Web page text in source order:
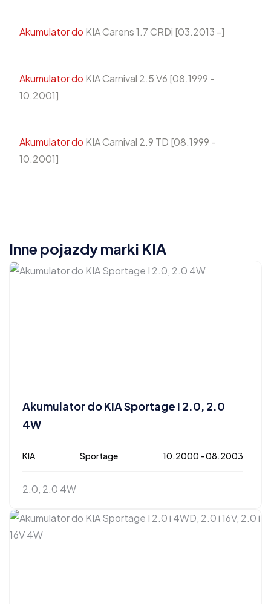
Akumulator do KIA Carens 1.7 CRDi [03.2013 -]
Akumulator do KIA Carnival 2.5 V6 [08.1999 -
10.2001]
Akumulator do KIA Carnival 2.9 TD [08.1999 -
10.2001]
Inne pojazdy marki KIA
Akumulator do KIA Sportage I 2.0, 2.0
4W
KIA Sportage 10.2000 - 08.2003
2.0, 2.0 4W